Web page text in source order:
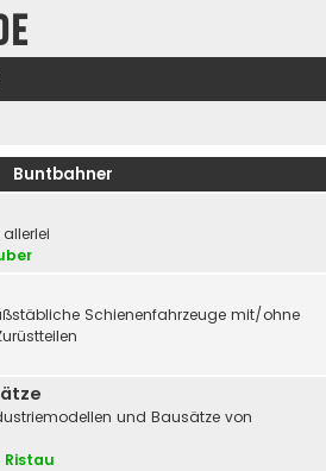
Buntbahner
Schienenfahrzeuge mit/ohne
und Bausätze von